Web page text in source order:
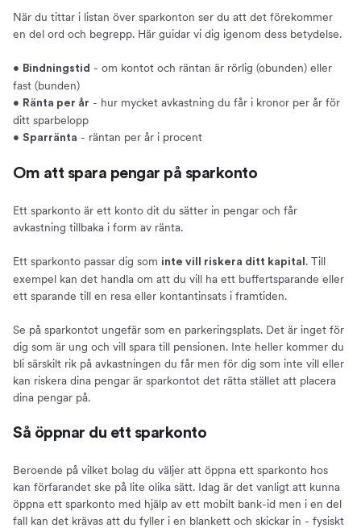
När du tittar i listan över sparkonton ser du att det förekommer
en del ord och begrepp. Här guidar vi dig igenom dess betydelse.
• Bindningstid - om kontot och räntan är rörlig (obunden) eller
fast (bunden)
• Ränta per år - hur mycket avkastning du får i kronor per år för
ditt sparbelopp
• Sparränta - räntan per år i procent
Om att spara pengar på sparkonto
Ett sparkonto är ett konto dit du sätter in pengar och får
avkastning tillbaka i form av ränta.
Ett sparkonto passar dig som inte vill riskera ditt kapital . Till
exempel kan det handla om att du vill ha ett buffertsparande eller
ett sparande till en resa eller kontantinsats i framtiden.
Se på sparkontot ungefär som en parkeringsplats. Det är inget för
dig som är ung och vill spara till pensionen. Inte heller kommer du
bli särskilt rik på avkastningen du får men för dig som inte vill eller
kan riskera dina pengar är sparkontot det rätta stället att placera
dina pengar på.
Så öppnar du ett sparkonto
Beroende på vilket bolag du väljer att öppna ett sparkonto hos
kan förfarandet ske på lite olika sätt. Idag är det vanligt att kunna
öppna ett sparkonto med hjälp av ett mobilt bank-id men i en del
fall kan det krävas att du fyller i en blankett och skickar in - fysiskt